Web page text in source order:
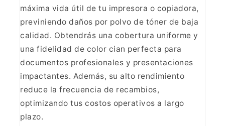
máxima vida útil de tu impresora o copiadora,
previniendo daños por polvo de tóner de baja
calidad. Obtendrás una cobertura uniforme y
una fidelidad de color cian perfecta para
documentos profesionales y presentaciones
impactantes. Además, su alto rendimiento
reduce la frecuencia de recambios,
optimizando tus costos operativos a largo
plazo.